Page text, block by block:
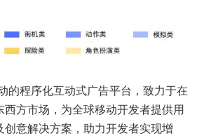
的程序化互动式广告平台，致力于在
西方市场，为全球移动开发者提供用
创意解决方案，助力开发者实现增